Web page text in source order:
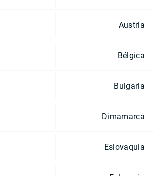
Austria
Bélgica
Bulgaria
Dimamarca
Eslovaquia